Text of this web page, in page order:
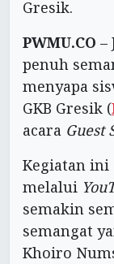
Gresik.
PWMU.CO –
penuh
menyapa
GKB Gresik (
acara Guest
Kegiatan ini
melalui
semakin
semangat
Khoiro